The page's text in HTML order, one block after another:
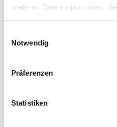
weiteren Daten zusammen,
Notwendig
Präferenzen
Statistiken